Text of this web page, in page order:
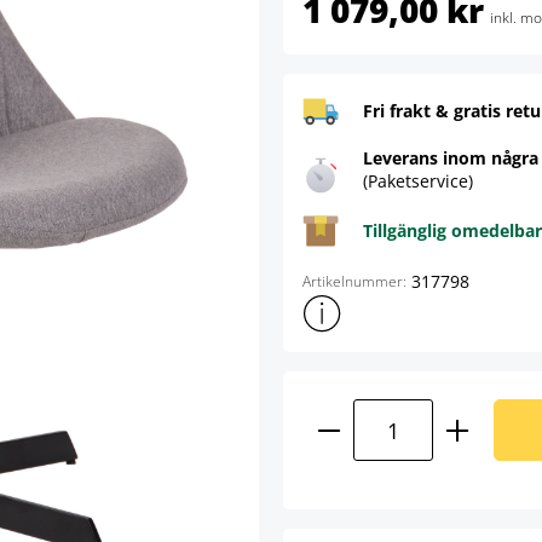
1 079,00 kr inkl.
Fri frakt & gratis
Leverans inom
(Paketservice)
Tillgänglig
Artikelnummer: 317798
Visa mer produktinformation